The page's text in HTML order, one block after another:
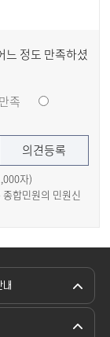
느 정도 만족하셨
족
자)
합민원의 민원신